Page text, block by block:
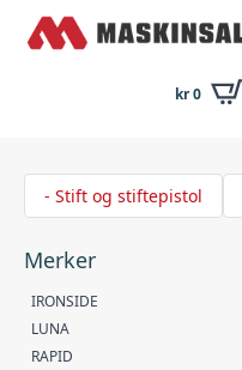
kr0
- Stift og stiftepistol
Merker
IRONSIDE
LUNA
RAPID